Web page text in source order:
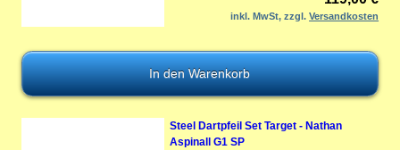
inkl. MwSt, zzgl.Versandkosten
Steel Dartpfeil Set Target - Nathan
Aspinall G1 SP